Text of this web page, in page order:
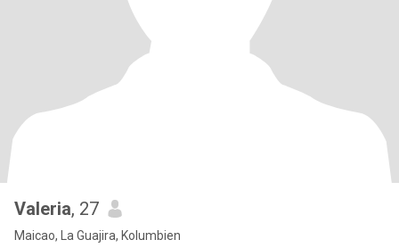
Valeria, 27
Maicao, La Guajira, Kolumbien